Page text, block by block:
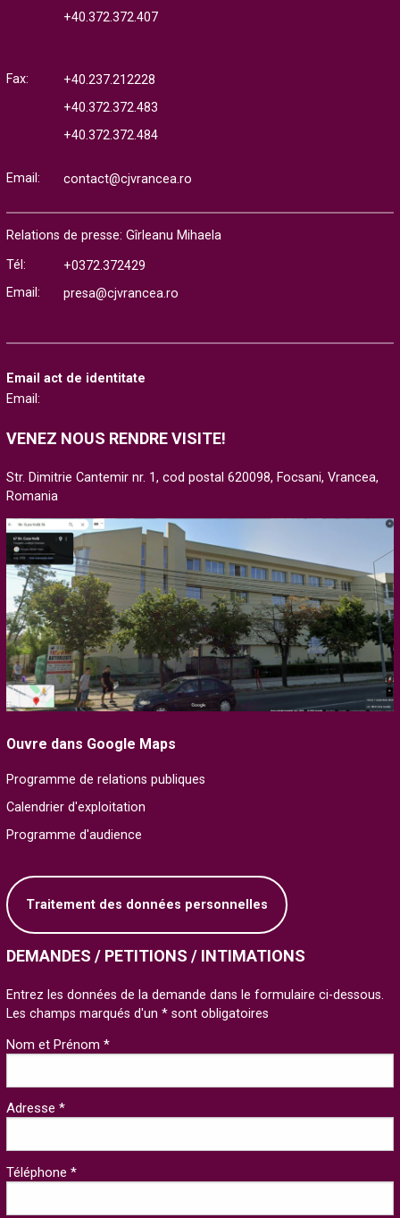
+40.372.372.407
Fax:
+40.237.212228
+40.372.372.483
+40.372.372.484
Email: contact@cjvrancea.ro
Relations de presse: Gîrleanu Mihaela
Tél:
+0372.372429
Email:
presa@cjvrancea.ro
Email act de identitate
Email:
VENEZ NOUS RENDRE VISITE!
Str. Dimitrie Cantemir nr. 1, cod postal 620098, Focsani, Vrancea,
Romania
Ouvre dans Google Maps
Programme de relations publiques
Calendrier d'exploitation
Programme d'audience
Traitement des données personnelles
DEMANDES / PETITIONS / INTIMATIONS
Entrez les données de la demande dans le formulaire ci-dessous.
Les champs marqués d'un * sont obligatoires
Nom et Prénom *
Adresse *
Téléphone *